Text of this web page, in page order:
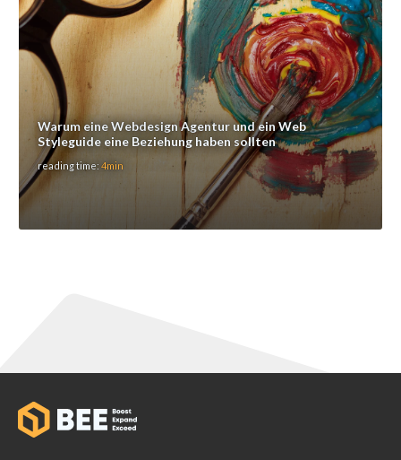
Warum eine Webdesign Agentur und ein Web
Styleguide eine Beziehung haben sollten
reading time: 4min